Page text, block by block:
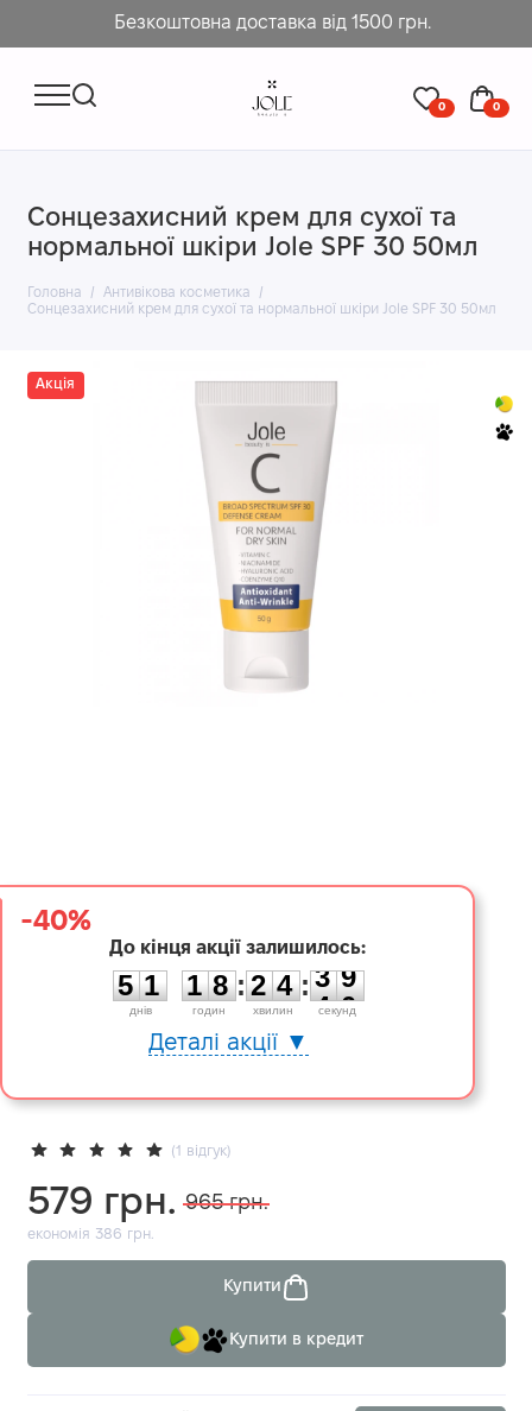
Безкоштовна доставка від 1500 грн.
0 0
Сонцезахисний крем для сухої та
нормальної шкіри Jole SPF 30 50мл
Головна
Антивікова косметика
Сонцезахисний крем для сухої та нормальної шкіри Jole SPF 30 50мл
Акція
-40%
До кінця акції залишилось:
5
5
1
1
днiв
1
1
8
8
годин
:
2
2
4
4
хвилин
:
3
3
9
9
секунд
Деталі акції ▼
(1 відгук)
579 грн. 965 грн.
економія 386 грн.
Купити
Купити в кредит